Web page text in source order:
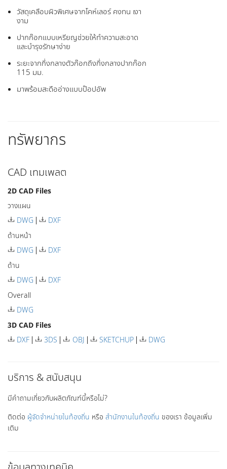
วัสดุเคลือบผิวพิเศษจากโคห์เลอร์ คงทน เงา
งาม
ปากก๊อกแบบเหรียญช่วยให้ทำความสะอาด
และบำรุงรักษาง่าย
ระยะจากกึ่งกลางตัวก๊อกถึงกึ่งกลางปากก๊อก
115 มม.
มาพร้อมสะดืออ่างแบบป๊อปอัพ
ทรัพยากร
CAD เทมเพลต
2D CAD Files
วางแผน
DWG
DXF
ด้านหน้า
DWG
DXF
ด้าน
DWG
DXF
Overall
DWG
3D CAD Files
DXF
3DS OBJ SKETCHUP DWG
บริการ & สนับสนุน
มีคำถามเกี่ยวกับผลิตภัณฑ์นี้หรือไม่?
ติดต่อ ผู้จัดจำหน่ายในท้องถิ่น หรือ สำนักงานในท้องถิ่น ของเรา ข้อมูลเพิ่ม
เติม